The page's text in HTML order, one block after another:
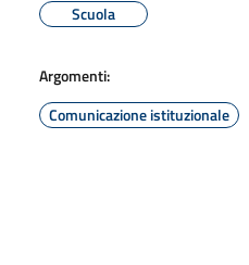
Scuola
Argomenti:
Comunicazione istituzionale